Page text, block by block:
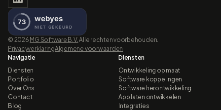
© 2026 MG Software B.V. Alle rechten voorbehouden.
PrivacyverklaringAlgemene voorwaarden
Navigatie
Diensten
Portfolio
Over Ons
Contact
Blog
Diensten
Ontwikkeling op maat
Software koppelingen
Software herontwikkeling
App laten ontwikkelen
Integraties